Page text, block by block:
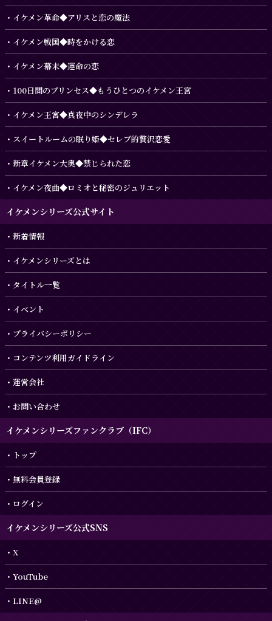
イケメン革命◆アリスと恋の魔法
イケメン戦国◆時をかける恋
イケメン幕末◆運命の恋
100日間のプリンセス◆もうひとつのイケメン王宮
イケメン王宮◆真夜中のシンデレラ
スイートルームの眠り姫◆セレブ的贅沢恋愛
新章イケメン大奥◆禁じられた恋
イケメン夜曲◆ロミオと秘密のジュリエット
イケメンシリーズ公式サイト
新着情報
イケメンシリーズとは
タイトル一覧
イベント
プライバシーポリシー
コンテンツ利用ガイドライン
運営会社
お問い合わせ
イケメンシリーズファンクラブ（IFC）
トップ
無料会員登録
ログイン
イケメンシリーズ公式SNS
X
YouTube
LINE@